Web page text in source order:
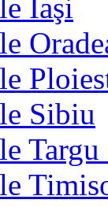
Iaşi
Sibiu